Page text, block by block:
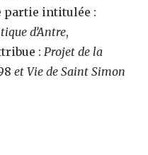
partie intitulée :
d’Antre,
: Projet de la
et Vie de Saint Simon